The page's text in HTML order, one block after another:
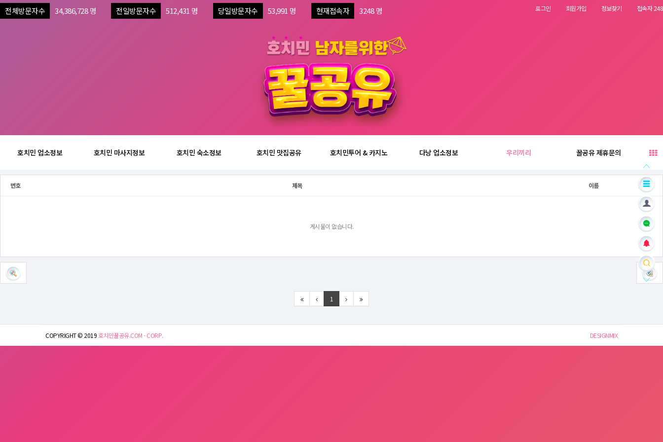
전체방문자수 34,386,728 명 전일방문자수 512,431 명 당일방문자수 53,991 명 현재접속자 3248 명 로그인 회원가입 정보찾기 접속자 248
호치민 업소정보 호치민 마사지정보 호치민 숙소정보 호치민 맛집공유 호치민투어 & 카지노 다낭 업소정보 우리끼리 꿀공유 제휴문의
번호 제목 이름 날짜
게시물이 없습니다.
1
COPYRIGHT © 2019호치민꿀공유.COM - CORP. DESIGNMIX